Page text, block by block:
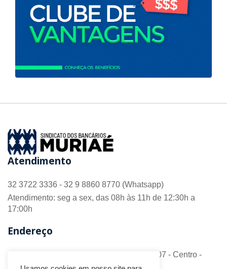
Atendimento
32 3722 3336 - 32 9 8860 8770 (Whatsapp)
Atendimento: seg a sex, das 08h às 11h de 12:30h a
17:00h
Endereço
R. Barão do Monte Alto nº 70 - Sala 306/307 - Centro -
CEP 36.880-018 - Muriaé/MG